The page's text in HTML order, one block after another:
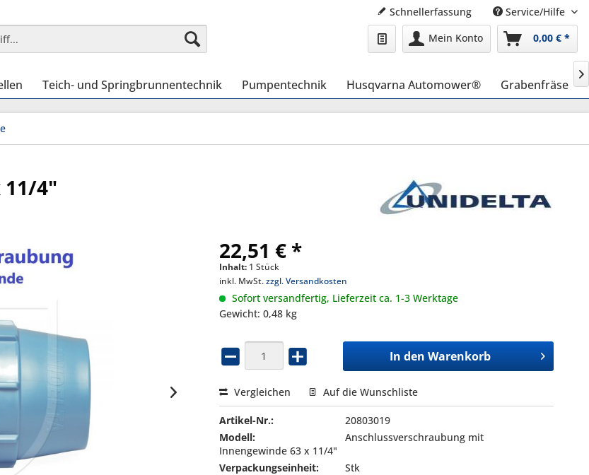
Schnellerfassung
Service/Hilfe
Mein Konto
0,00 € *
Teich- und Springbrunnentechnik Pumpentechnik Husqvarna Automower® Grabenfräse

11/4"
22,51 € *
Inhalt: 1 Stück
inkl. MwSt.zzgl. Versandkosten
Sofort versandfertig, Lieferzeit ca. 1-3 Werktage
Gewicht: 0,48 kg
In den Warenkorb
Vergleichen Auf die Wunschliste
Artikel-Nr.:
20803019
Modell:
Anschlussverschraubung mit
Innengewinde 63 x 11/4"
Verpackungseinheit:
Stk